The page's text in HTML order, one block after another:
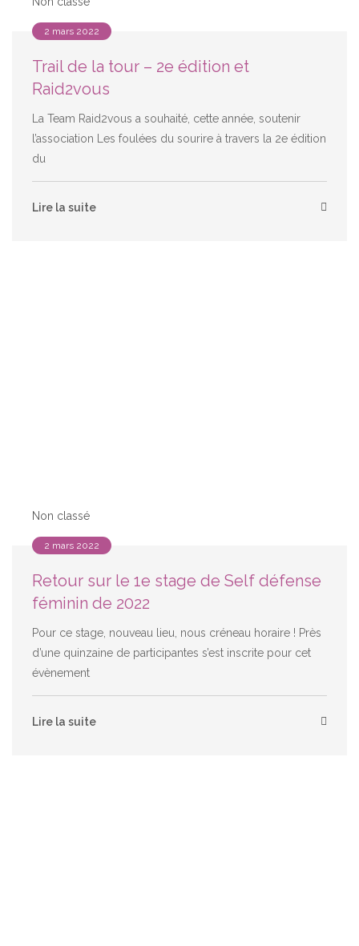
2 mars 2022
Trail de la tour – 2e édition et
Raid2vous
La Team Raid2vous a souhaité, cette année, soutenir
l’association Les foulées du sourire à travers la 2e édition
du
Lire la suite
Non classé
2 mars 2022
Retour sur le 1e stage de Self défense
féminin de 2022
Pour ce stage, nouveau lieu, nous créneau horaire ! Près
d’une quinzaine de participantes s’est inscrite pour cet
évènement
Lire la suite